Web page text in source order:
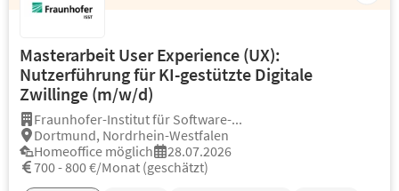
Masterarbeit User Experience (UX):
Nutzerführung für KI-gestützte Digitale
Zwillinge (m/w/d)
Fraunhofer-Institut für Software-...
Dortmund, Nordrhein-Westfalen
Homeoffice möglich
28.07.2026
700 - 800 €/Monat (geschätzt)